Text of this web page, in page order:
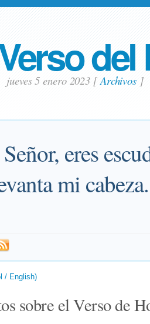
del
jueves 5 enero 2023 [Archivos ]
eres
mi cabeza.
/ English)
sobre el Verso de